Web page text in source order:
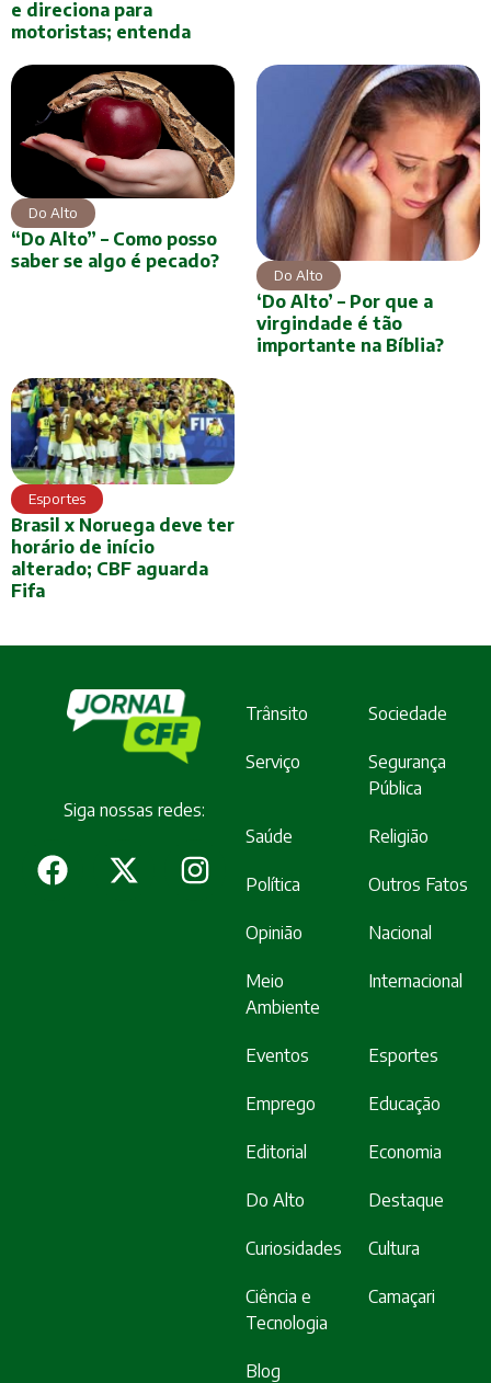
e direciona para
motoristas; entenda
Do Alto
“Do Alto” – Como posso
saber se algo é pecado?
Do Alto
‘Do Alto’ – Por que a
virgindade é tão
importante na Bíblia?
Esportes
Brasil x Noruega deve ter
horário de início
alterado; CBF aguarda
Fifa
Siga nossas redes:
Trânsito Sociedade
Serviço
Segurança
Pública
Saúde Religião
Política Outros Fatos
Opinião Nacional
Meio
Ambiente
Internacional
Eventos Esportes
Emprego Educação
Editorial Economia
Do Alto Destaque
Curiosidades Cultura
Ciência e
Tecnologia
Camaçari
Blog